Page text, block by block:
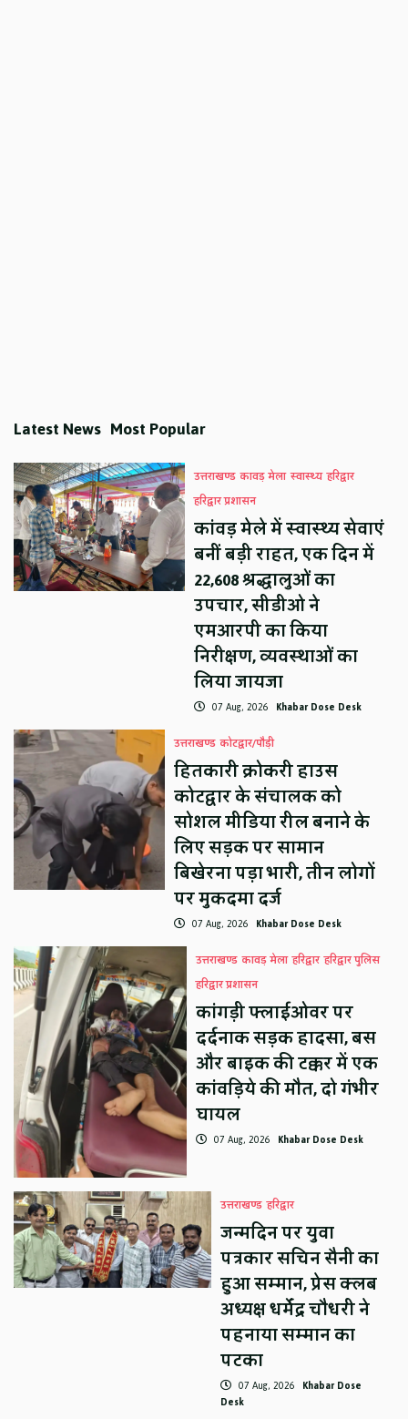
Latest News Most Popular
उत्तराखण्ड कावड़ मेला स्वास्थ्य हरिद्वार
हरिद्वार प्रशासन
कांवड़ मेले में स्वास्थ्य सेवाएं
बनीं बड़ी राहत, एक दिन में
22,608 श्रद्धालुओं का
उपचार, सीडीओ ने
एमआरपी का किया
निरीक्षण, व्यवस्थाओं का
लिया जायजा
07 Aug, 2026 Khabar Dose Desk
उत्तराखण्ड कोटद्वार/पौड़ी
हितकारी क्रोकरी हाउस
कोटद्वार के संचालक को
सोशल मीडिया रील बनाने के
लिए सड़क पर सामान
बिखेरना पड़ा भारी, तीन लोगों
पर मुकदमा दर्ज
07 Aug, 2026 Khabar Dose Desk
उत्तराखण्ड कावड़ मेला हरिद्वार हरिद्वार पुलिस
हरिद्वार प्रशासन
कांगड़ी फ्लाईओवर पर
दर्दनाक सड़क हादसा, बस
और बाइक की टक्कर में एक
कांवड़िये की मौत, दो गंभीर
घायल
07 Aug, 2026 Khabar Dose Desk
उत्तराखण्ड हरिद्वार
जन्मदिन पर युवा
पत्रकार सचिन सैनी का
हुआ सम्मान, प्रेस क्लब
अध्यक्ष धर्मेंद्र चौधरी ने
पहनाया सम्मान का
पटका
07 Aug, 2026 Khabar Dose
Desk